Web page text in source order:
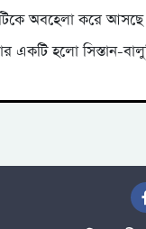
অবহেলা করে আসছে
একটি হলো সিস্তান-